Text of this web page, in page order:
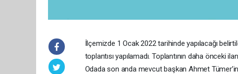
İlçemizde 1 Ocak 2022 tarihinde yapılacağı
toplantısı yapılamadı. Toplantının daha önceki
Odada son anda mevcut başkan Ahmet Tümer’in